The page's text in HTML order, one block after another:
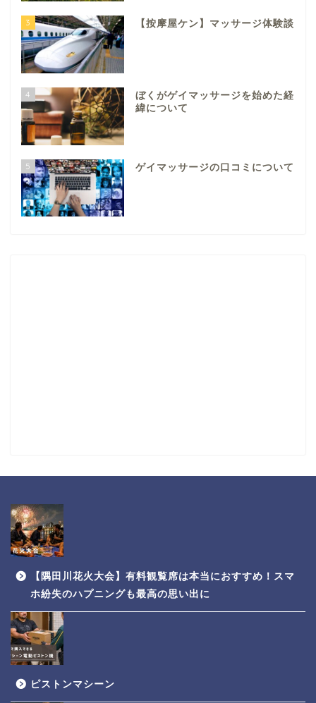
3 【按摩屋ケン】マッサージ体験談
4
ぼくがゲイマッサージを始めた経
緯について
5 ゲイマッサージの口コミについて
【隅田川花火大会】有料観覧席は本当におすすめ！スマ
ホ紛失のハプニングも最高の思い出に
ピストンマシーン